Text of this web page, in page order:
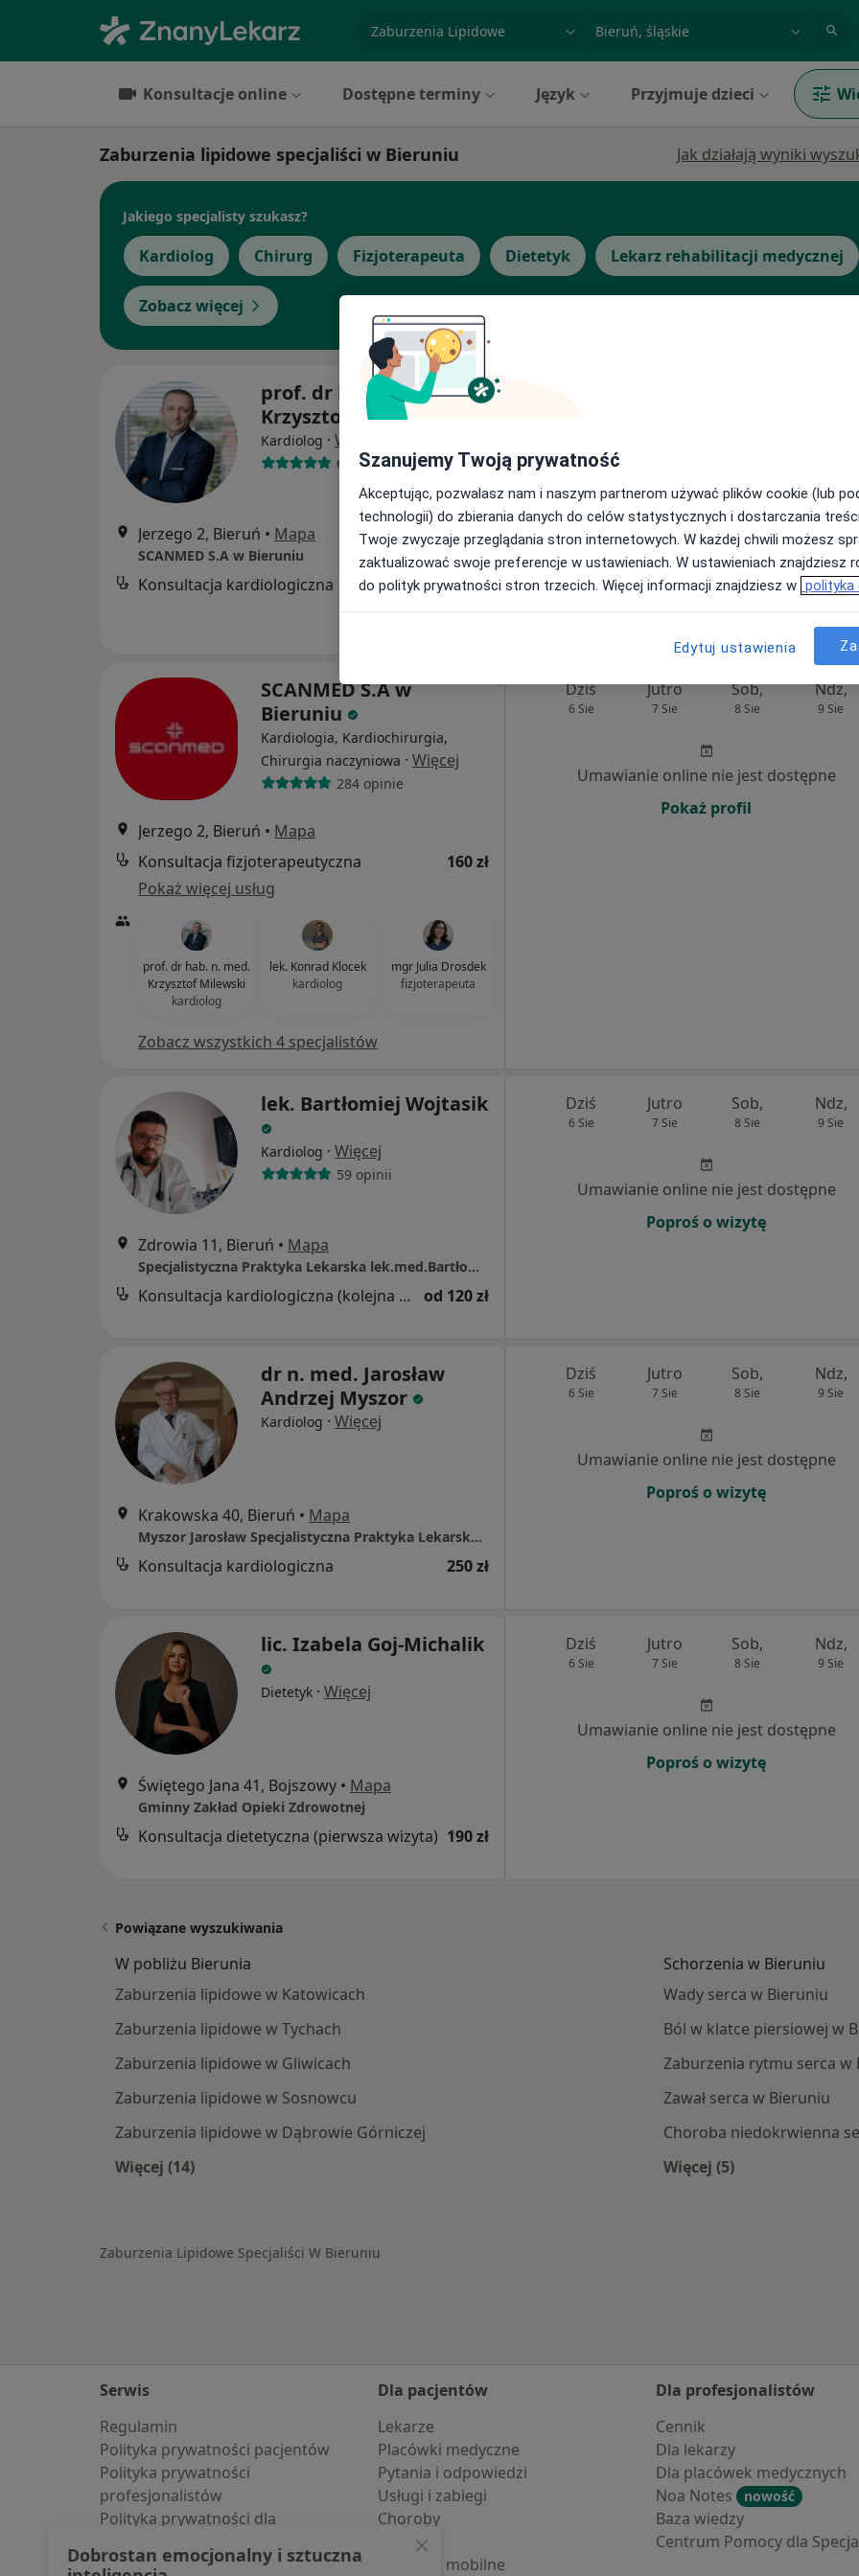
miasto lub dzielnica
Konsultacje online Dostępne terminy Język Przyjmuje dzieci
Zaburzenia lipidowe specjaliści w Bieruniu Jak działają wyniki
Jakiego specjalisty szukasz?
Kardiolog Chirurg Fizjoterapeuta Dietetyk Lekarz rehabilitacji medycznej
Zobacz więcej
prof. dr hab. n. med.
Krzysztof Milewski
Kardiolog · Więcej
60 opinii
Jerzego 2, Bieruń • Mapa
SCANMED S.A w Bieruniu
Konsultacja kardiologiczna 500 zł
Poproś o wizytę
SCANMED S.A w
Bieruniu
Kardiologia, Kardiochirurgia,
Chirurgia naczyniowa · Więcej
284 opinie
Jerzego 2, Bieruń • Mapa
Konsultacja fizjoterapeutyczna
160 zł
Pokaż więcej usług
prof. dr hab. n. med.
Krzysztof Milewski
kardiolog
lek. Konrad Klocek
kardiolog
mgr Julia Drosdek
fizjoterapeuta
Zobacz wszystkich 4 specjalistów
Dziś
6 Sie
Jutro
7 Sie
Sob,
8 Sie
Ndz,
9 Sie
Umawianie online nie jest dostępne
Pokaż profil
lek. Bartłomiej Wojtasik
Kardiolog · Więcej
59 opinii
Zdrowia 11, Bieruń • Mapa
Specjalistyczna Praktyka Lekarska lek.med.Bartłomiej Wojtasik
Konsultacja kardiologiczna (kolejna wizyta) od 120 zł
Dziś
6 Sie
Jutro
7 Sie
Sob,
8 Sie
Ndz,
9 Sie
Umawianie online nie jest dostępne
Poproś o wizytę
dr n. med. Jarosław
Andrzej Myszor
Kardiolog · Więcej
Krakowska 40, Bieruń • Mapa
Myszor Jarosław Specjalistyczna Praktyka Lekarska Kardiomed
Konsultacja kardiologiczna 250 zł
Dziś
6 Sie
Jutro
7 Sie
Sob,
8 Sie
Ndz,
9 Sie
Umawianie online nie jest dostępne
Poproś o wizytę
lic. Izabela Goj-Michalik
Dietetyk · Więcej
Świętego Jana 41, Bojszowy • Mapa
Gminny Zakład Opieki Zdrowotnej
Konsultacja dietetyczna (pierwsza wizyta) 190 zł
Dziś
6 Sie
Jutro
7 Sie
Sob,
8 Sie
Ndz,
9 Sie
Umawianie online nie jest dostępne
Poproś o wizytę
Powiązane wyszukiwania
W pobliżu Bierunia
Zaburzenia lipidowe w Katowicach
Zaburzenia lipidowe w Tychach
Zaburzenia lipidowe w Gliwicach
Zaburzenia lipidowe w Sosnowcu
Zaburzenia lipidowe w Dąbrowie Górniczej
Więcej (14)
Schorzenia w Bieruniu
Wady serca w Bieruniu
Ból w klatce piersiowej w
Zaburzenia rytmu serca w
Zawał serca w Bieruniu
Choroba niedokrwienna
Więcej (5)
Zaburzenia Lipidowe Specjaliści W Bieruniu
Serwis
Regulamin
Polityka prywatności pacjentów
Polityka prywatności
profesjonalistów
Polityka prywatności dla
pozyskaliśmy samodzielnie
Dla pacjentów
Lekarze
Placówki medyczne
Pytania i odpowiedzi
Usługi i zabiegi
Choroby
Pomoc
Aplikacje mobilne
Dla profesjonalistów
Cennik
Dla lekarzy
Dla placówek medycznych
Noa Notes
nowość
Baza wiedzy
Centrum Pomocy dla
Szanujemy Twoją prywatność
Akceptując, pozwalasz nam i naszym partnerom używać plików cookie (lub
technologii) do zbierania danych do celów statystycznych i dostarczania
Twoje zwyczaje przeglądania stron internetowych. W każdej chwili możesz
zaktualizować swoje preferencje w ustawieniach. W ustawieniach znajdziesz
do polityk prywatności stron trzecich. Więcej informacji znajdziesz w polityka
Edytuj ustawienia
Dobrostan emocjonalny i sztuczna